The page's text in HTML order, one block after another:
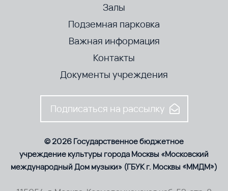
Залы
Подземная парковка
Важная информация
Контакты
Документы учреждения
Подписаться на рассылку
© 2026 Государственное бюджетное
учреждение культуры города Москвы «Московский
международный Дом музыки» (ГБУК г. Москвы «ММДМ»)